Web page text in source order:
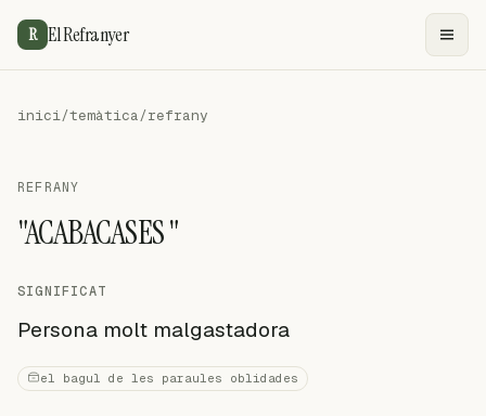
R El Refranyer
inici/temàtica/refrany
REFRANY
"ACABACASES "
SIGNIFICAT
Persona molt malgastadora
el bagul de les paraules oblidades